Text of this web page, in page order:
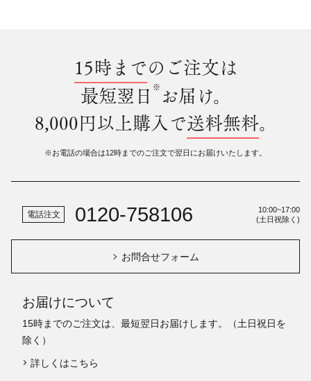
15時までのご注文は
最短翌日 ※ お届け。
8,000円以上購入で送料無料。
※お電話の場合は12時までのご注文で翌日にお届けいたします。
電話注文 0120-758106
10:00~17:00
(土日祝除く)
お問合せフォーム
お届けについて
15時までのご注文は、最短翌日お届けします。（土日祝日を
除く）
詳しくはこちら